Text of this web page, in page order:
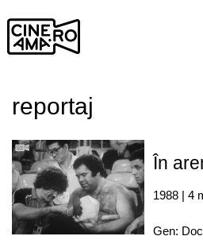
Skip
content
reportaj
În
1988 | 4
Gen: